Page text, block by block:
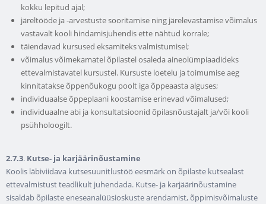
kokku lepitud ajal;
järeltööde ja -arvestuste sooritamise ning järelevastamise võimalus
vastavalt kooli hindamisjuhendis ette nähtud korrale;
täiendavad kursused eksamiteks valmistumisel;
võimalus võimekamatel õpilastel osaleda aineolümpiaadideks
ettevalmistavatel kursustel. Kursuste loetelu ja toimumise aeg
kinnitatakse õppenõukogu poolt iga õppeaasta alguses;
individuaalse õppeplaani koostamise erinevad võimalused;
individuaalne abi ja konsultatsioonid õpilasnõustajalt ja/või kooli
psühholoogilt.
2.7.3. Kutse- ja karjäärinõustamine
Koolis läbiviidava kutsesuunitlustöö eesmärk on õpilaste kutsealast
ettevalmistust teadlikult juhendada. Kutse- ja karjäärinõustamine
sisaldab õpilaste eneseanalüüsioskuste arendamist, õppimisvõimaluste